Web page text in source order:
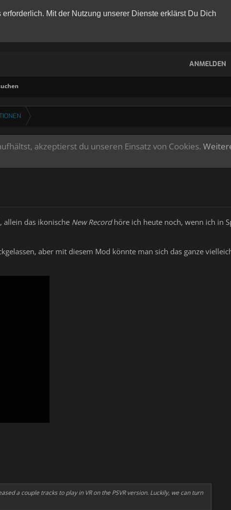
Mit der Nutzung unserer Dienste erklärst Du Dich
ANMELDEN
akzeptierst du unseren Einsatz von Cookies.
allein das ikonische New Recordhöre ich heute noch, wenn ich in
aber mit diesem Mod könnte man sich das ganze
a couple tracks to play in VR on the PSVR version. Luckily, we can turn